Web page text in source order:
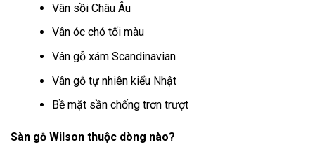
Vân sồi Châu Âu
Vân óc chó tối màu
Vân gỗ xám Scandinavian
Vân gỗ tự nhiên kiểu Nhật
Bề mặt sần chống trơn trượt
Sàn gỗ Wilson thuộc dòng nào?